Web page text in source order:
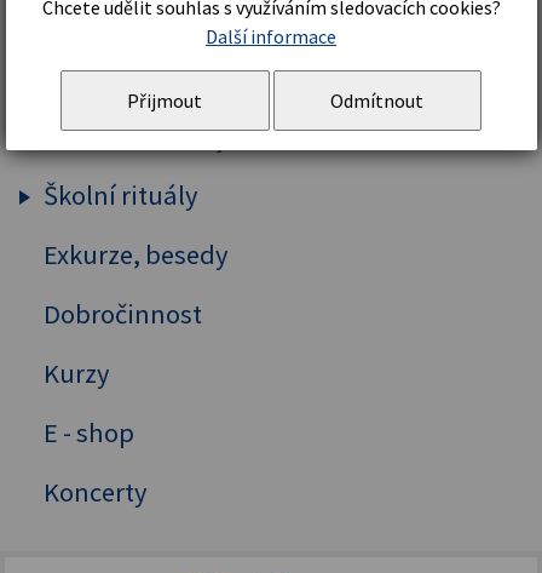
Literárně-dramatický krouzek
Školní rituály
Zahájení školního roku - hosté
Exkurze, besedy
Dobročinnost
Kurzy
E - shop
Koncerty
Chcete udělit souhlas s využíváním sledovacích cookies?
Další informace
Přijmout Odmítnout